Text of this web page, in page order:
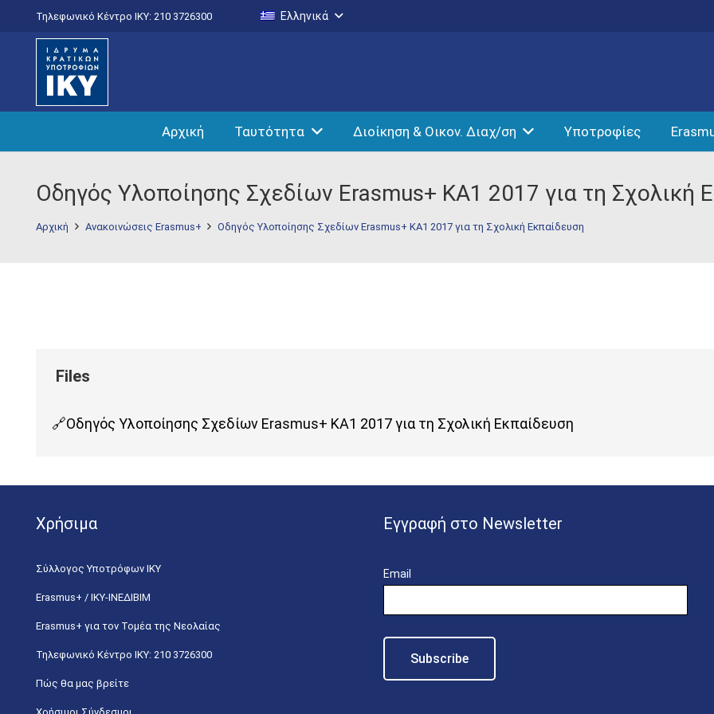
Τηλεφωνικό Κέντρο IKY: 210 3726300 Ελληνικά
Αρχική Ταυτότητα Διοίκηση & Οικον. Διαχ/ση Υποτροφίες
Οδηγός Υλοποίησης Σχεδίων Erasmus+ KA1 2017 για τη Σχολική
Αρχική Ανακοινώσεις Erasmus+ Οδηγός Υλοποίησης Σχεδίων Erasmus+ KA1 2017 για τη Σχολική Εκπαίδευση
Οδηγός Υλοποίησης Σχεδίων Erasmus+ KA1 2017 για τη Σχολική Εκπαίδευση
Χρήσιμα
Σύλλογος Υποτρόφων ΙΚΥ
Erasmus+ / ΙΚΥ-ΙΝΕΔΙΒΙΜ
Erasmus+ για τον Τομέα της Νεολαίας
Τηλεφωνικό Κέντρο IKY: 210 3726300
Πώς θα μας βρείτε
Εγγραφή στο Newsletter
Email